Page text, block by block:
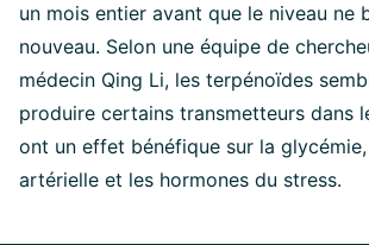
un mois entier avant que le niveau ne
nouveau. Selon une équipe de
médecin Qing Li, les terpénoïdes
produire certains transmetteurs dans
ont un effet bénéfique sur la
artérielle et les hormones du stress.